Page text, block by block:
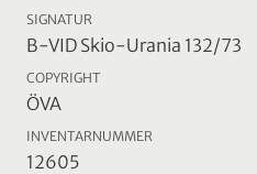
SIGNATUR
B-VID Skio-Urania 132/73
COPYRIGHT
ÖVA
INVENTARNUMMER
12605